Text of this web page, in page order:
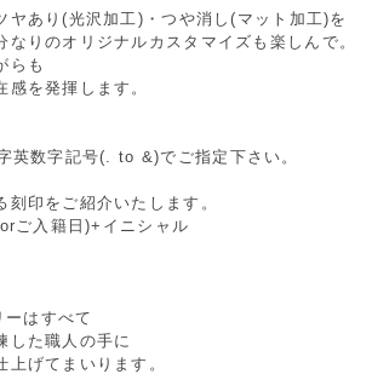
ヤあり(光沢加工)・つや消し(マット加工)を
なりのオリジナルカスタマイズも楽しんで。
らも
感を発揮します。
英数字記号(. to &)でご指定下さい。
刻印をご紹介いたします。
ご入籍日)+イニシャル
はすべて
した職人の手に
上げてまいります。